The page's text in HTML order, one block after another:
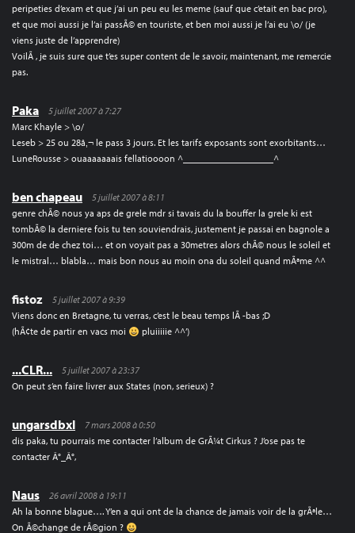
peripeties d’exam et que j’ai un peu eu les meme (sauf que c’etait en bac pro),
et que moi aussi je l’ai passÃ© en touriste, et ben moi aussi je l’ai eu \o/ (je
viens juste de l’apprendre)
VoilÃ , je suis sure que t’es super content de le savoir, maintenant, me remercie
pas.
Paka
5 juillet 2007 à 7:27
Marc Khayle > \o/
Leseb > 25 ou 28â‚¬ le pass 3 jours. Et les tarifs exposants sont exorbitants…
LuneRousse > ouaaaaaaais fellatioooon ^___________________^
ben chapeau
5 juillet 2007 à 8:11
genre chÃ© nous ya aps de grele mdr si tavais du la bouffer la grele ki est
tombÃ© la derniere fois tu ten souviendrais, justement je passai en bagnole a
300m de de chez toi… et on voyait pas a 30metres alors chÃ© nous le soleil et
le mistral… blabla… mais bon nous au moin ona du soleil quand mÃªme ^^
fistoz
5 juillet 2007 à 9:39
Viens donc en Bretagne, tu verras, c’est le beau temps lÃ -bas ;D
(hÃ¢te de partir en vacs moi
pluiiiiie ^^’)
...CLR...
5 juillet 2007 à 23:37
On peut s’en faire livrer aux States (non, serieux) ?
ungarsdbxl
7 mars 2008 à 0:50
dis paka, tu pourrais me contacter l’album de GrÃ¼t Cirkus ? J’ose pas te
contacter Â°_Â°,
Naus
26 avril 2008 à 19:11
Ah la bonne blague…. Y’en a qui ont de la chance de jamais voir de la grÃªle…
On Ã©change de rÃ©gion ?